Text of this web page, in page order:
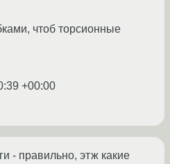
чтоб торсионные
+00:00
- правильно, этж какие